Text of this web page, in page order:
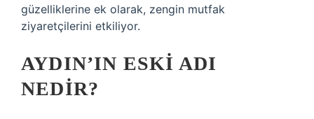
güzelliklerine ek olarak, zengin mutfak
ziyaretçilerini etkiliyor.
AYDIN’IN ESKI ADI
NEDIR?